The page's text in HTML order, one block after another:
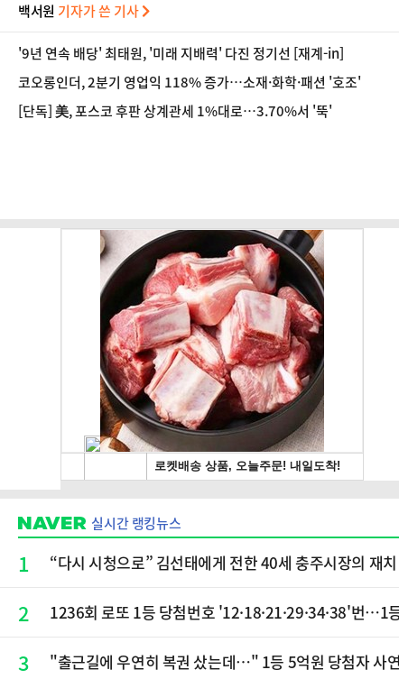
백서원 기자가 쓴 기사
'9년 연속 배당' 최태원, '미래 지배력' 다진 정기선 [재계-in]
코오롱인더, 2분기 영업익 118% 증가…소재·화학·패션 '호조'
[단독] 美, 포스코 후판 상계관세 1%대로…3.70%서 '뚝'
실시간 랭킹뉴스
1 “다시 시청으로” 김선태에게 전한 40세 충주시장의 재
2 1236회 로또 1등 당첨번호 '12·18·21·29·34·38'번…1
3 "출근길에 우연히 복권 샀는데…" 1등 5억원 당첨자 사